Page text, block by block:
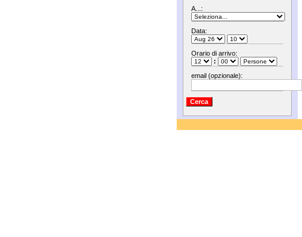
A...:
Data:
Orario di arrivo:
:
email (opzionale):